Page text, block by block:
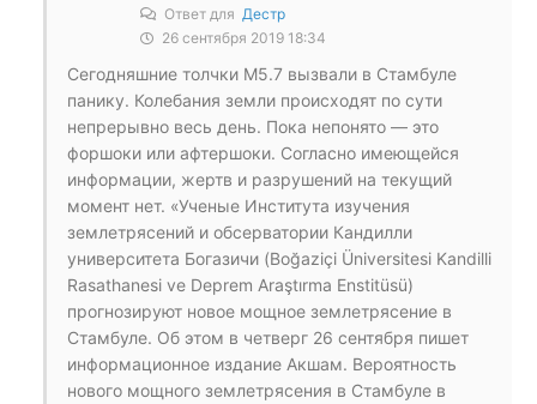
Ответ для Дестр
26 сентября 2019 18:34
Сегодняшние толчки М5.7 вызвали в Стамбуле
панику. Колебания земли происходят по сути
непрерывно весь день. Пока непонято — это
форшоки или афтершоки. Согласно имеющейся
информации, жертв и разрушений на текущий
момент нет. «Ученые Института изучения
землетрясений и обсерватории Кандилли
университета Богазичи (Boğaziçi Üniversitesi Kandilli
Rasathanesi ve Deprem Araştırma Enstitüsü)
прогнозируют новое мощное землетрясение в
Стамбуле. Об этом в четверг 26 сентября пишет
информационное издание Акшам. Вероятность
нового мощного землетрясения в Стамбуле в